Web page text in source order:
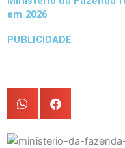
em 2026
PUBLICIDADE